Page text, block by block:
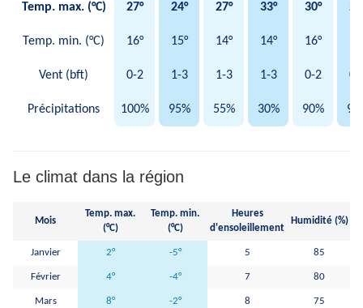
Temp. max. (°C) 27° 24° 27° 33° 30°
Temp. min. (°C) 16° 15° 14° 14° 16°
Vent (bft) 0-2 1-3 1-3 1-3 0-2 0-
Précipitations 100% 95% 55% 30% 90%
Le climat dans la région
Mois
Temp. max.
(°C)
Temp. min.
(°C)
Heures
d'ensoleillement
Humidité (%)
Janvier 2° -5° 5 85
Février 4° -4° 7 80
Mars 8° -2° 8 75